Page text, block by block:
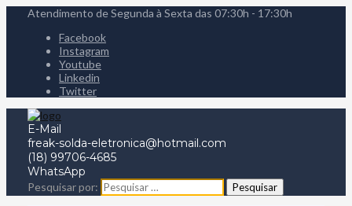
Atendimento de Segunda à Sexta das 07:30h - 17:30h
Facebook
Instagram
Youtube
Linkedin
Twitter
E-Mail
freak-solda-eletronica@hotmail.com
(18) 99706-4685
WhatsApp
Pesquisar por: